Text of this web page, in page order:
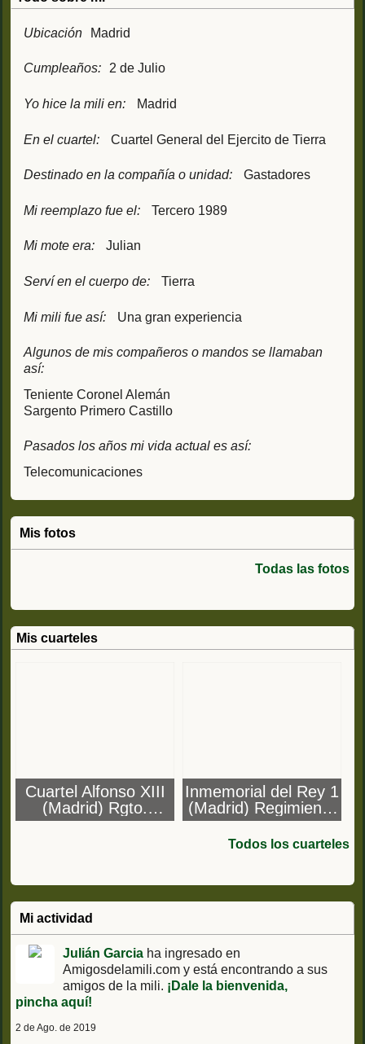
Ubicación Madrid
Cumpleaños: 2 de Julio
Yo hice la mili en: Madrid
En el cuartel: Cuartel General del Ejercito de Tierra
Destinado en la compañía o unidad: Gastadores
Mi reemplazo fue el: Tercero 1989
Mi mote era: Julian
Serví en el cuerpo de: Tierra
Mi mili fue así: Una gran experiencia
Algunos de mis compañeros o mandos se llamaban
así:
Teniente Coronel Alemán
Sargento Primero Castillo
Pasados los años mi vida actual es así:
Telecomunicaciones
Mis fotos
Todas las fotos
Mis cuarteles
Cuartel Alfonso XIII
(Madrid) Rgto.
Infantería
Inmemorial del Rey 1
(Madrid) Regimiento
de Infantería
Inmemorial del Rey
Todos los cuarteles
Mi actividad
Julián Garcia ha ingresado en
Amigosdelamili.com y está encontrando a sus
amigos de la mili. ¡Dale la bienvenida,
pincha aquí!
2 de Ago. de 2019